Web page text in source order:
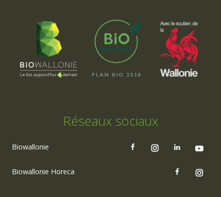
Réseaux sociaux
Biowallonie
Biowallonie Horeca